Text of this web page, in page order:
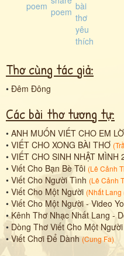
Thơ cùng tác giả:
• Đêm Đông
Các bài thơ tương tự:
• ANH MUỐN VIẾT CHO EM
• VIẾT CHO XONG BÀI THƠ (
• VIẾT CHO SINH NHẬT MÌNH
• Viết Cho Bạn Bè Tôi (Lê Cảnh
• Viết Cho Người Tình (Lê Cảnh
• Viết Cho Một Người (Nhất Lang
• Viết Cho Một Người - Video
•Kênh Thơ Nhạc Nhất Lang - Dòng
• Dòng Thơ Viết Cho Một
•Viết Chơi Để Dành (Cung Fa)